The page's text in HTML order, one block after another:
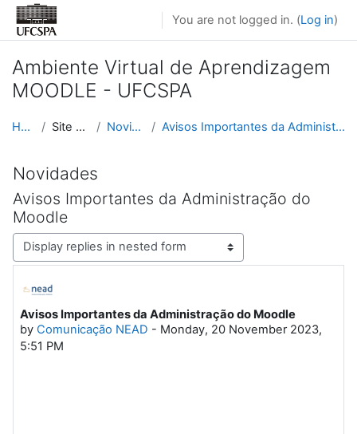
Skip to main content
You are not logged in. (Log in)
Ambiente Virtual de Aprendizagem
MOODLE - UFCSPA
Home Site pages Novidades Avisos Importantes da Administração do Moodle
Novidades
Avisos Importantes da Administração do
Moodle
Display mode
Avisos Importantes da Administração do Moodle
by Comunicação NEAD - Monday, 20 November 2023,
5:51 PM
Number of replies: 0